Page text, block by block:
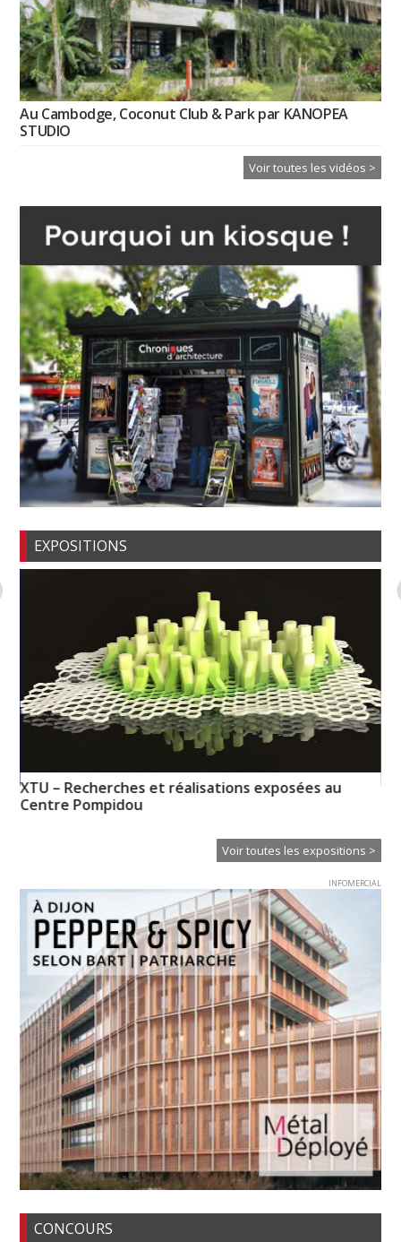
Au Cambodge, Coconut Club & Park par KANOPEA
STUDIO
Voir toutes les vidéos >
EXPOSITIONS
XTU – Recherches et réalisations exposées au
Centre Pompidou
Voir toutes les expositions >
INFOMERCIAL
CONCOURS